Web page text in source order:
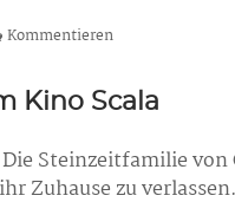
Kommentieren
Kino Scala
Steinzeitfamilie
Zuhause zu